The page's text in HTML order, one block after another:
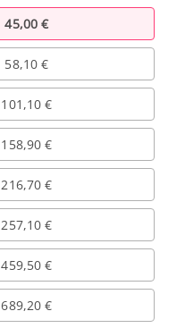
45,00 €
58,10 €
101,10 €
158,90 €
216,70 €
257,10 €
459,50 €
689,20 €